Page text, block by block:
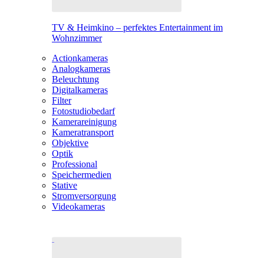
TV & Heimkino – perfektes Entertainment im
Wohnzimmer
Actionkameras
Analogkameras
Beleuchtung
Digitalkameras
Filter
Fotostudiobedarf
Kamerareinigung
Kameratransport
Objektive
Optik
Professional
Speichermedien
Stative
Stromversorgung
Videokameras